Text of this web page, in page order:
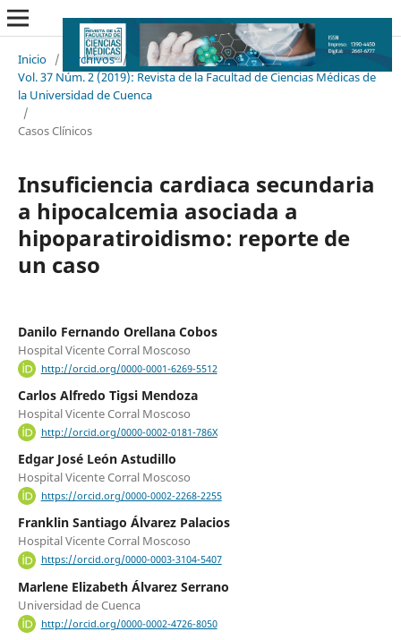
Inicio / Archivos /
Vol. 37 Núm. 2 (2019): Revista de la Facultad de Ciencias Médicas de
la Universidad de Cuenca
/
Casos Clínicos
Insuficiencia cardiaca secundaria
a hipocalcemia asociada a
hipoparatiroidismo: reporte de
un caso
Danilo Fernando Orellana Cobos
Hospital Vicente Corral Moscoso
http://orcid.org/0000-0001-6269-5512
Carlos Alfredo Tigsi Mendoza
Hospital Vicente Corral Moscoso
http://orcid.org/0000-0002-0181-786X
Edgar José León Astudillo
Hospital Vicente Corral Moscoso
https://orcid.org/0000-0002-2268-2255
Franklin Santiago Álvarez Palacios
Hospital Vicente Corral Moscoso
https://orcid.org/0000-0003-3104-5407
Marlene Elizabeth Álvarez Serrano
Universidad de Cuenca
http://orcid.org/0000-0002-4726-8050